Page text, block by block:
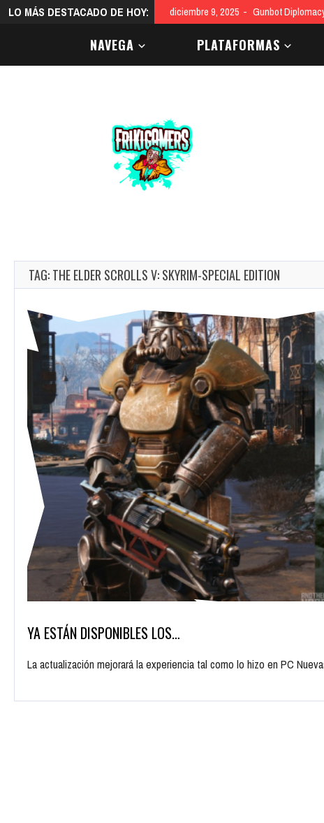
LO MÁS DESTACADO DE HOY: diciembre 9, 2025 Gunbot
NAVEGA PLATAFORMAS
TAG: THE ELDER SCROLLS V: SKYRIM-SPECIAL EDITION
YA ESTÁN DISPONIBLES LOS…
La actualización mejorará la experiencia tal como lo hizo en PC